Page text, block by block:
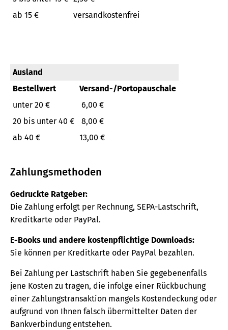
ab 15 €
versandkostenfrei
Ausland
Bestellwert
Versand-/Portopauschale
unter 20 €
6,00 €
20 bis unter 40 €
8,00 €
ab 40 €
13,00 €
Zahlungsmethoden
Gedruckte Ratgeber:
Die Zahlung erfolgt per Rechnung, SEPA-Lastschrift,
Kreditkarte oder PayPal.
E-Books und andere kostenpflichtige Downloads:
Sie können per Kreditkarte oder PayPal bezahlen.
Bei Zahlung per Lastschrift haben Sie gegebenenfalls
jene Kosten zu tragen, die infolge einer Rückbuchung
einer Zahlungstransaktion mangels Kostendeckung oder
aufgrund von Ihnen falsch übermittelter Daten der
Bankverbindung entstehen.